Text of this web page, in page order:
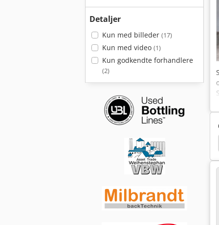
Detaljer
Kun med billeder (17)
Kun med video (1)
Kun godkendte forhandlere
(2)
Mono Delta Depositor